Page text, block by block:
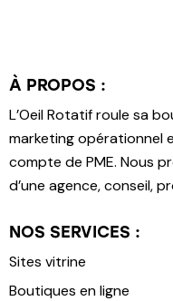
À PROPOS :
L’Oeil Rotatif roule sa
marketing opérationnel
compte de PME. Nous
d’une agence, conseil,
NOS SERVICES :
Sites vitrine
Boutiques en ligne